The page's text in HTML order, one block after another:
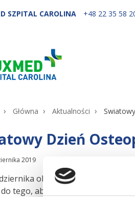
SZPITAL CAROLINA +48 22 35 58
Główna Aktualności
Dzień
2019
obchodzony jest na
tego, aby przypomnieć czym